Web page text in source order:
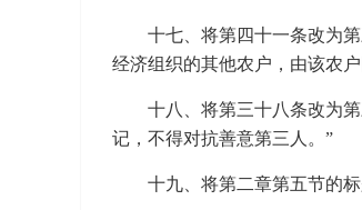
十七、将第四十一条改为
经济组织的其他农户，由该农
十八、将第三十八条改为
记，不得对抗善意第三人。”
十九、将第二章第五节的标